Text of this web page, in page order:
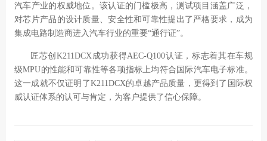
汽车产业的权威地位。该认证的门槛极高，测试项目涵盖广泛，
对芯片产品的设计质量、安全性和可靠性提出了严格要求，成为
集成电路制造商进入汽车行业的重要“通行证”。
匠芯创K211DCX 成功获得AEC-Q100认证，标志着其在车规
级MPU的性能和可靠性等各项指标上均符合国际汽车电子标准。
这一成就不仅证明了K211DCX的卓越产品质量，更得到了国际权
威认证体系的认可与肯定，为客户提供了信心保障。